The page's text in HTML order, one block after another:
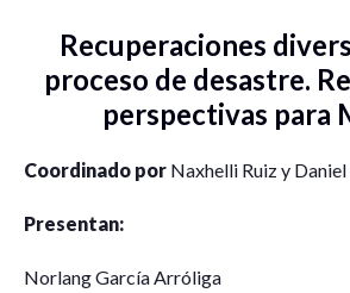
Recuperaciones
proceso de desastre.
perspectivas para
Coordinado por Naxhelli Ruiz y
Presentan:
Norlang García Arróliga